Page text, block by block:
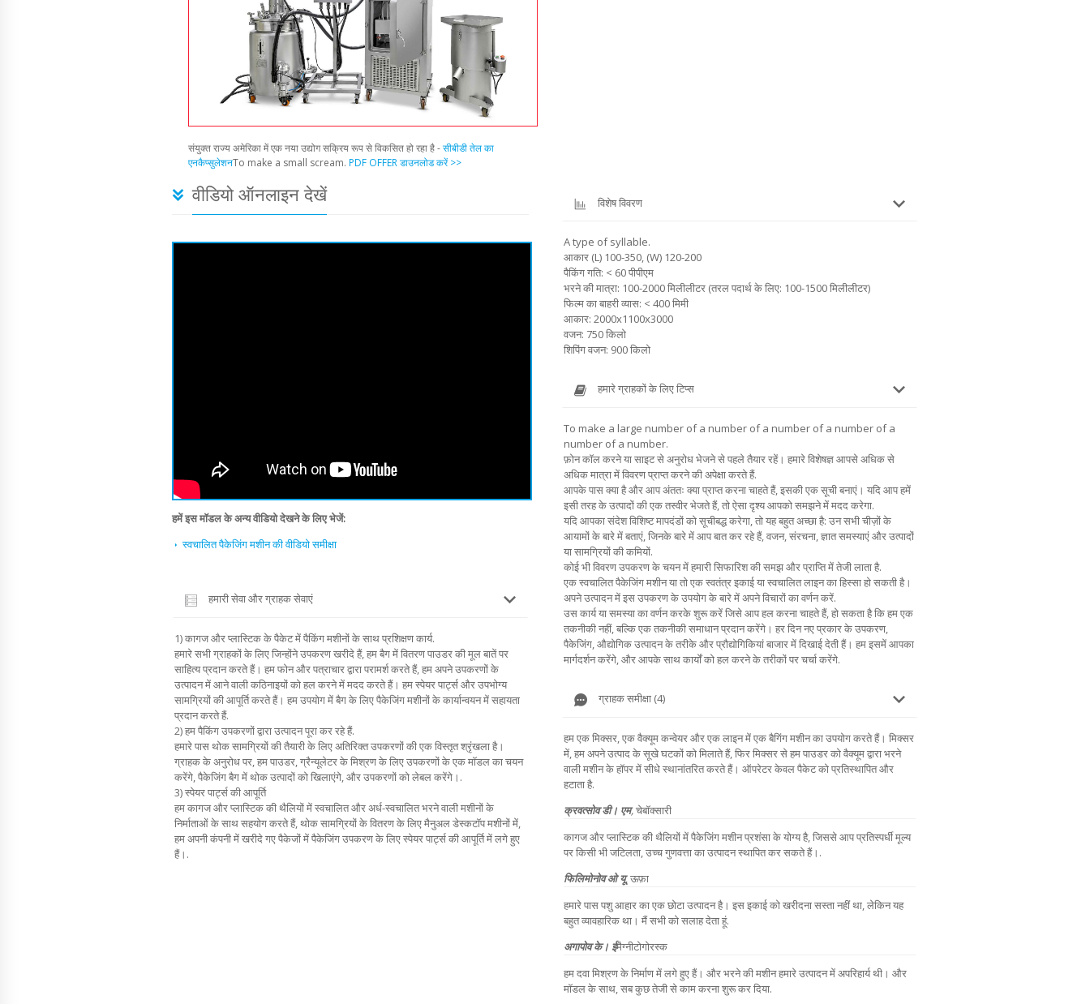
संयुक्त राज्य अमेरिका में एक नया उद्योग सक्रिय रूप से विकसित हो रहा है -सीबीडी तेल का
एनकैप्सुलेशनTo make a small scream. PDF OFFER डाउनलोड करें >>
वीडियो ऑनलाइन देखें
हमें इस मॉडल के अन्य वीडियो देखने के लिए भेजें:
स्वचालित पैकेजिंग मशीन की वीडियो समीक्षा
हमारी सेवा और ग्राहक सेवाएं
1) कागज और प्लास्टिक के पैकेट में पैकिंग मशीनों के साथ प्रशिक्षण कार्य.
हमारे सभी ग्राहकों के लिए जिन्होंने उपकरण खरीदे हैं, हम बैग में वितरण पाउडर की मूल बातें पर
साहित्य प्रदान करते हैं। हम फोन और पत्राचार द्वारा परामर्श करते हैं, हम अपने उपकरणों के
उत्पादन में आने वाली कठिनाइयों को हल करने में मदद करते हैं। हम स्पेयर पार्ट्स और उपभोग्य
सामग्रियों की आपूर्ति करते हैं। हम उपयोग में बैग के लिए पैकेजिंग मशीनों के कार्यान्वयन में सहायता
प्रदान करते हैं.
2) हम पैकिंग उपकरणों द्वारा उत्पादन पूरा कर रहे हैं.
हमारे पास थोक सामग्रियों की तैयारी के लिए अतिरिक्त उपकरणों की एक विस्तृत श्रृंखला है।
ग्राहक के अनुरोध पर, हम पाउडर, ग्रैन्यूलेटर के मिश्रण के लिए उपकरणों के एक मॉडल का चयन
करेंगे, पैकेजिंग बैग में थोक उत्पादों को खिलाएंगे, और उपकरणों को लेबल करेंगे।.
3) स्पेयर पार्ट्स की आपूर्ति
हम कागज और प्लास्टिक की थैलियों में स्वचालित और अर्ध-स्वचालित भरने वाली मशीनों के
निर्माताओं के साथ सहयोग करते हैं, थोक सामग्रियों के वितरण के लिए मैनुअल डेस्कटॉप मशीनों में,
हम अपनी कंपनी में खरीदे गए पैकेजों में पैकेजिंग उपकरण के लिए स्पेयर पार्ट्स की आपूर्ति में लगे हुए
हैं।.
विशेष विवरण
A type of syllable.
आकार (L) 100-350, (W) 120-200
पैकिंग गति: < 60 पीपीएम
भरने की मात्रा: 100-2000 मिलीलीटर (तरल पदार्थ के लिए: 100-1500 मिलीलीटर)
फिल्म का बाहरी व्यास: < 400 मिमी
आकार: 2000x1100x3000
वजन: 750 किलो
शिपिंग वजन: 900 किलो
हमारे ग्राहकों के लिए टिप्स
To make a large number of a number of a number of a number of a
number of a number.
फ़ोन कॉल करने या साइट से अनुरोध भेजने से पहले तैयार रहें। हमारे विशेषज्ञ आपसे अधिक से
अधिक मात्रा में विवरण प्राप्त करने की अपेक्षा करते हैं.
आपके पास क्या है और आप अंततः क्या प्राप्त करना चाहते हैं, इसकी एक सूची बनाएं। यदि आप हमें
इसी तरह के उत्पादों की एक तस्वीर भेजते हैं, तो ऐसा दृश्य आपको समझने में मदद करेगा.
यदि आपका संदेश विशिष्ट मापदंडों को सूचीबद्ध करेगा, तो यह बहुत अच्छा है: उन सभी चीज़ों के
आयामों के बारे में बताएं, जिनके बारे में आप बात कर रहे हैं, वजन, संरचना, ज्ञात समस्याएं और उत्पादों
या सामग्रियों की कमियों.
कोई भी विवरण उपकरण के चयन में हमारी सिफारिश की समझ और प्राप्ति में तेजी लाता है.
एक स्वचालित पैकेजिंग मशीन या तो एक स्वतंत्र इकाई या स्वचालित लाइन का हिस्सा हो सकती है।
अपने उत्पादन में इस उपकरण के उपयोग के बारे में अपने विचारों का वर्णन करें.
उस कार्य या समस्या का वर्णन करके शुरू करें जिसे आप हल करना चाहते हैं, हो सकता है कि हम एक
तकनीकी नहीं, बल्कि एक तकनीकी समाधान प्रदान करेंगे। हर दिन नए प्रकार के उपकरण,
पैकेजिंग, औद्योगिक उत्पादन के तरीके और प्रौद्योगिकियां बाजार में दिखाई देती हैं। हम इसमें आपका
मार्गदर्शन करेंगे, और आपके साथ कार्यों को हल करने के तरीकों पर चर्चा करेंगे.
ग्राहक समीक्षा (4)
हम एक मिक्सर, एक वैक्यूम कन्वेयर और एक लाइन में एक बैगिंग मशीन का उपयोग करते हैं। मिक्सर
में, हम अपने उत्पाद के सूखे घटकों को मिलाते हैं, फिर मिक्सर से हम पाउडर को वैक्यूम द्वारा भरने
वाली मशीन के हॉपर में सीधे स्थानांतरित करते हैं। ऑपरेटर केवल पैकेट को प्रतिस्थापित और
हटाता है.
क्रवत्सोव डी। एम,चेबॉक्सारी
कागज और प्लास्टिक की थैलियों में पैकेजिंग मशीन प्रशंसा के योग्य है, जिससे आप प्रतिस्पर्धी मूल्य
पर किसी भी जटिलता, उच्च गुणवत्ता का उत्पादन स्थापित कर सकते हैं।.
फिलिमोनोव ओ यू,ऊफ़ा
हमारे पास पशु आहार का एक छोटा उत्पादन है। इस इकाई को खरीदना सस्ता नहीं था, लेकिन यह
बहुत व्यावहारिक था। मैं सभी को सलाह देता हूं.
अगापोव के। ईमैग्नीटोगोरस्क
हम दवा मिश्रण के निर्माण में लगे हुए हैं। और भरने की मशीन हमारे उत्पादन में अपरिहार्य थी। और
मॉडल के साथ, सब कुछ तेजी से काम करना शुरू कर दिया.